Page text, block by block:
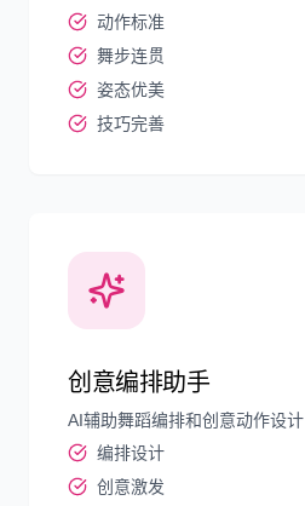
动作标准
舞步连贯
姿态优美
技巧完善
创意编排助手
AI辅助舞蹈编排和创意动作设计
编排设计
创意激发